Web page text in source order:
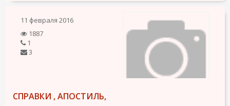
11 февраля 2016
1887
1
3
СПРАВКИ , АПОСТИЛЬ,